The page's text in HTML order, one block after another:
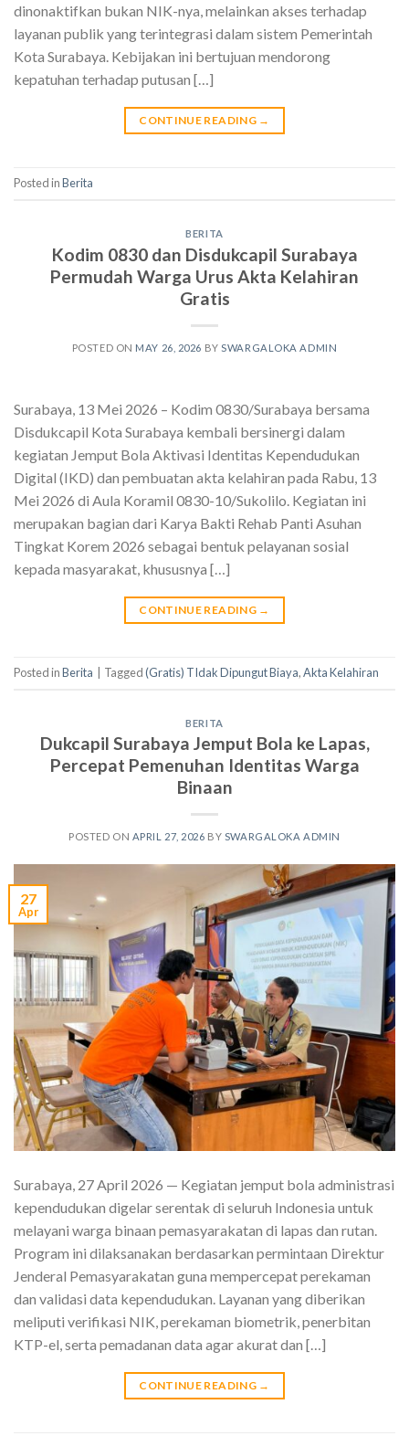
dinonaktifkan bukan NIK-nya, melainkan akses terhadap
layanan publik yang terintegrasi dalam sistem Pemerintah
Kota Surabaya. Kebijakan ini bertujuan mendorong
kepatuhan terhadap putusan […]
CONTINUE READING →
Posted inBerita
BERITA
Kodim 0830 dan Disdukcapil Surabaya
Permudah Warga Urus Akta Kelahiran
Gratis
POSTED ON MAY 26, 2026 BY SWARGALOKA ADMIN
Surabaya, 13 Mei 2026 – Kodim 0830/Surabaya bersama
Disdukcapil Kota Surabaya kembali bersinergi dalam
kegiatan Jemput Bola Aktivasi Identitas Kependudukan
Digital (IKD) dan pembuatan akta kelahiran pada Rabu, 13
Mei 2026 di Aula Koramil 0830-10/Sukolilo. Kegiatan ini
merupakan bagian dari Karya Bakti Rehab Panti Asuhan
Tingkat Korem 2026 sebagai bentuk pelayanan sosial
kepada masyarakat, khususnya […]
CONTINUE READING →
Posted inBerita Tagged(Gratis) TIdak Dipungut Biaya,Akta Kelahiran
BERITA
Dukcapil Surabaya Jemput Bola ke Lapas,
Percepat Pemenuhan Identitas Warga
Binaan
POSTED ON APRIL 27, 2026 BY SWARGALOKA ADMIN
27
Apr
Surabaya, 27 April 2026 — Kegiatan jemput bola administrasi
kependudukan digelar serentak di seluruh Indonesia untuk
melayani warga binaan pemasyarakatan di lapas dan rutan.
Program ini dilaksanakan berdasarkan permintaan Direktur
Jenderal Pemasyarakatan guna mempercepat perekaman
dan validasi data kependudukan. Layanan yang diberikan
meliputi verifikasi NIK, perekaman biometrik, penerbitan
KTP-el, serta pemadanan data agar akurat dan […]
CONTINUE READING →